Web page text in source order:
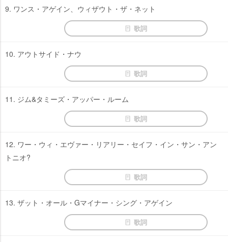
9. ワンス・アゲイン、ウィザウト・ザ・ネット
歌詞
10. アウトサイド・ナウ
歌詞
11. ジム&タミーズ・アッパー・ルーム
歌詞
12. ワー・ウィ・エヴァー・リアリー・セイフ・イン・サン・アン
トニオ?
歌詞
13. ザット・オール・Gマイナー・シング・アゲイン
歌詞